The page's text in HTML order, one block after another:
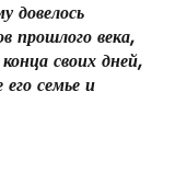
довелось
прошлого века,
своих дней,
семье и